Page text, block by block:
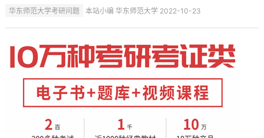
华东师范大学考研问题 本站小编 华东师范大学 2022-10-23